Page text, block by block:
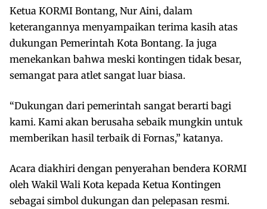
Ketua KORMI Bontang, Nur Aini, dalam
keterangannya menyampaikan terima kasih atas
dukungan Pemerintah Kota Bontang. Ia juga
menekankan bahwa meski kontingen tidak besar,
semangat para atlet sangat luar biasa.
“Dukungan dari pemerintah sangat berarti bagi
kami. Kami akan berusaha sebaik mungkin untuk
memberikan hasil terbaik di Fornas,” katanya.
Acara diakhiri dengan penyerahan bendera KORMI
oleh Wakil Wali Kota kepada Ketua Kontingen
sebagai simbol dukungan dan pelepasan resmi.